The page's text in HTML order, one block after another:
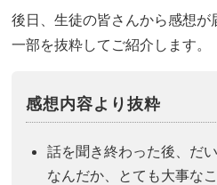
後日、生徒の皆さんから感想が
一部を抜粋してご紹介します。
感想内容より抜粋
話を聞き終わった後、だ
なんだか、とても大事な